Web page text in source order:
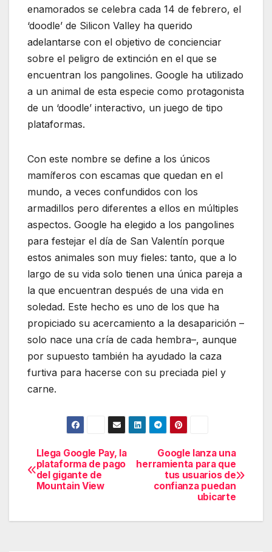
enamorados se celebra cada 14 de febrero, el
‘doodle’ de Silicon Valley ha querido
adelantarse con el objetivo de concienciar
sobre el peligro de extinción en el que se
encuentran los pangolines. Google ha utilizado
a un animal de esta especie como protagonista
de un ‘doodle’ interactivo, un juego de tipo
plataformas.
Con este nombre se define a los únicos
mamíferos con escamas que quedan en el
mundo, a veces confundidos con los
armadillos pero diferentes a ellos en múltiples
aspectos. Google ha elegido a los pangolines
para festejar el día de San Valentín porque
estos animales son muy fieles: tanto, que a lo
largo de su vida solo tienen una única pareja a
la que encuentran después de una vida en
soledad. Este hecho es uno de los que ha
propiciado su acercamiento a la desaparición –
solo nace una cría de cada hembra–, aunque
por supuesto también ha ayudado la caza
furtiva para hacerse con su preciada piel y
carne.
Navegación
de
Google lanza una
herramienta para que
tus usuarios de
confianza puedan
ubicarte
Llega Google Pay, la
plataforma de pago
del gigante de
Mountain View